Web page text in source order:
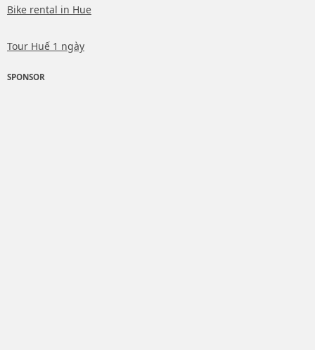
Bike rental in Hue
Tour Huế 1 ngày
SPONSOR